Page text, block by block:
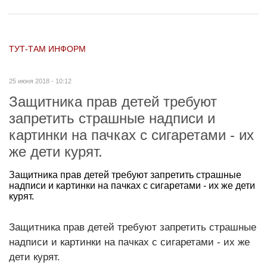
ТУТ-ТАМ ИНФОРМ
25 июня 2018 - 10:12
Защитника прав детей требуют
запретить страшные надписи и
картинки на пачках с сигаретами - их
же дети курят.
Защитника прав детей требуют запретить страшные
надписи и картинки на пачках с сигаретами - их же дети
курят.
Защитника прав детей требуют запретить страшные
надписи и картинки на пачках с сигаретами - их же
дети курят.